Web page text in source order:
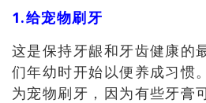
1.给宠物刷牙
这是保持牙龈和牙齿健康的
们年幼时开始以便养成习惯
为宠物刷牙，因为有些牙膏